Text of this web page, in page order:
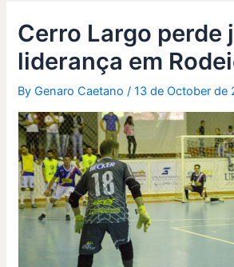
Cerro Largo perde
liderança em
ByGenaro Caetano/13 de October de